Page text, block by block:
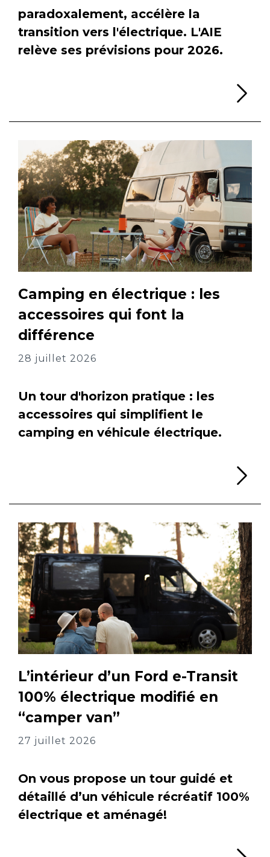
paradoxalement, accélère la
transition vers l'électrique. L'AIE
relève ses prévisions pour 2026.
Camping en électrique : les
accessoires qui font la
différence
28 juillet 2026
Un tour d'horizon pratique : les
accessoires qui simplifient le
camping en véhicule électrique.
L’intérieur d’un Ford e-Transit
100% électrique modifié en
“camper van”
27 juillet 2026
On vous propose un tour guidé et
détaillé d’un véhicule récréatif 100%
électrique et aménagé!